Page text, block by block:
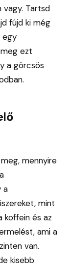
vagy. Tartsd
fújd ki még
egy
ezt
a görcsös
mennyire
a
mint
koffein és az
ami a
van.
kisebb